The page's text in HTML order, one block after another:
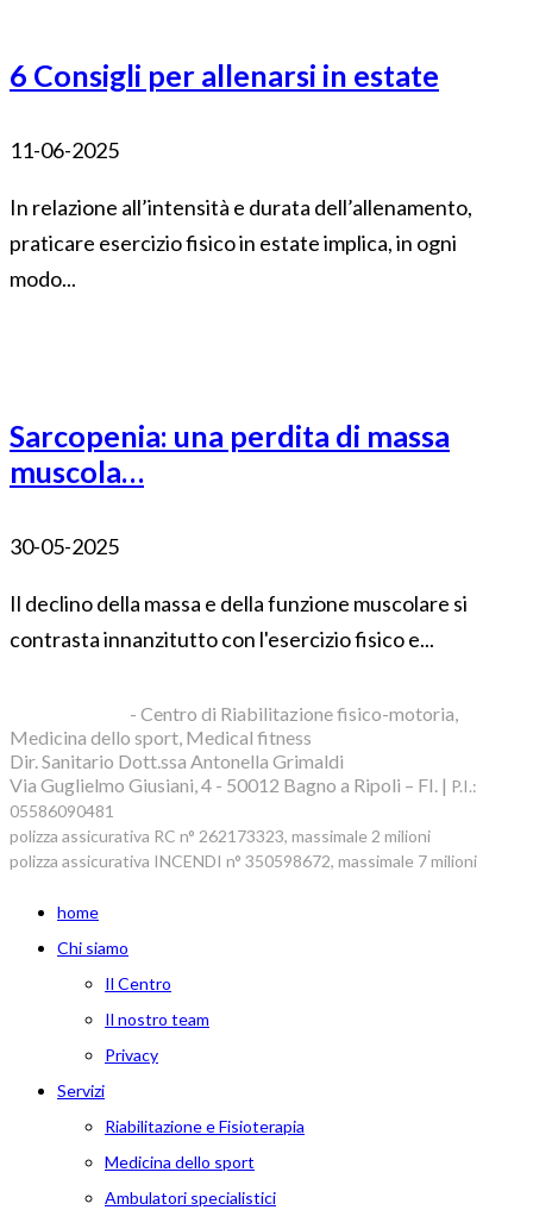
6 Consigli per allenarsi in estate
11-06-2025
In relazione all’intensità e durata dell’allenamento,
praticare esercizio fisico in estate implica, in ogni
modo...
Sarcopenia: una perdita di massa
muscola…
30-05-2025
Il declino della massa e della funzione muscolare si
contrasta innanzitutto con l'esercizio fisico e...
- Centro di Riabilitazione fisico-motoria,
Medicina dello sport, Medical fitness
Dir. Sanitario Dott.ssa Antonella Grimaldi
Via Guglielmo Giusiani, 4 - 50012 Bagno a Ripoli – FI. | P.I.:
05586090481
polizza assicurativa RC n° 262173323, massimale 2 milioni
polizza assicurativa INCENDI n° 350598672, massimale 7 milioni
home
Chi siamo
Il Centro
Il nostro team
Privacy
Servizi
Riabilitazione e Fisioterapia
Medicina dello sport
Ambulatori specialistici